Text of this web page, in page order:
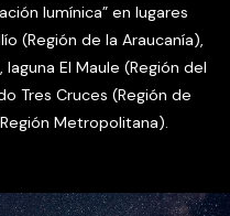
lumínica” en lugares
(Región de la Araucanía),
El Maule (Región del
Tres Cruces (Región de
Metropolitana).